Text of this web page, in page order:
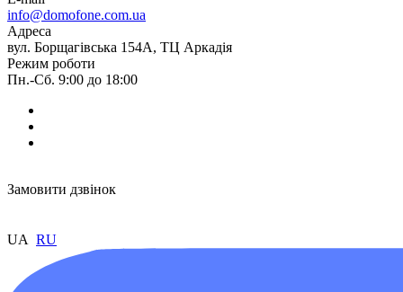
info@domofone.com.ua
Адреса
вул. Борщагівська 154А, ТЦ Аркадія
Режим роботи
Пн.-Сб. 9:00 до 18:00
Замовити дзвінок
UA RU